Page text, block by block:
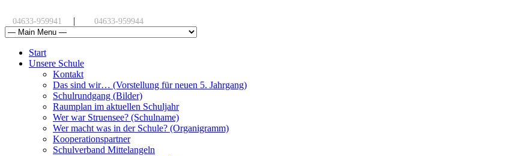
04633-959941 | 04633-959944
Start
Unsere Schule
Kontakt
Das sind wir… (Vorstellung für neuen 5. Jahrgang)
Schulrundgang (Bilder)
Raumplan im aktuellen Schuljahr
Wer war Struensee? (Schulname)
Wer macht was in der Schule? (Organigramm)
Kooperationspartner
Schulverband Mittelangeln